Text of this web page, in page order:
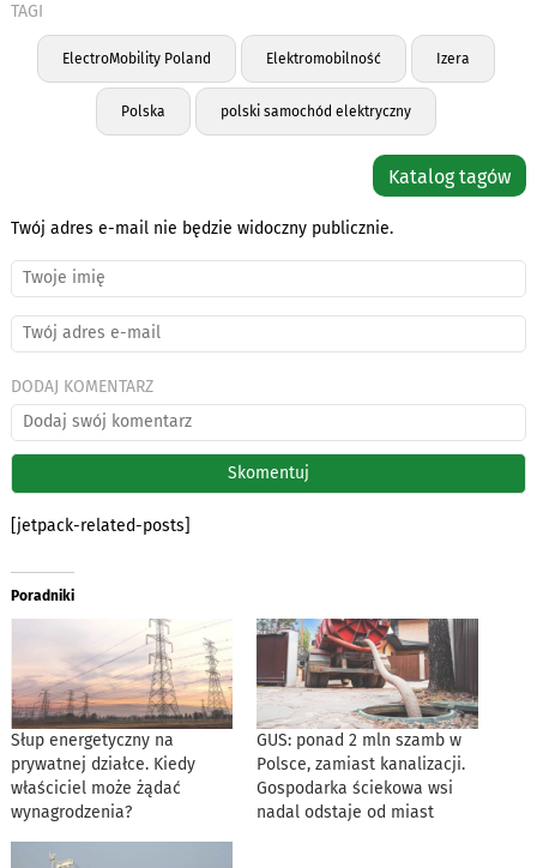
TAGI
ElectroMobility Poland Elektromobilność Izera
Polska polski samochód elektryczny
Katalog tagów
Twój adres e-mail nie będzie widoczny publicznie.
DODAJ KOMENTARZ
[jetpack-related-posts]
Poradniki
Słup energetyczny na
prywatnej działce. Kiedy
właściciel może żądać
wynagrodzenia?
GUS: ponad 2 mln szamb w
Polsce, zamiast kanalizacji.
Gospodarka ściekowa wsi
nadal odstaje od miast